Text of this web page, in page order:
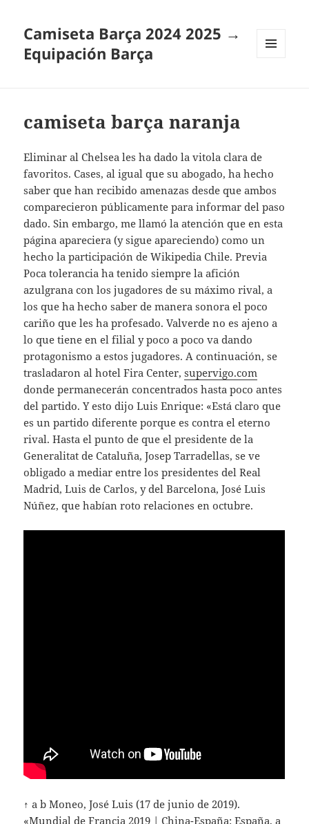
Camiseta Barça 2024 2025 →
Equipación Barça
camiseta barça naranja
Eliminar al Chelsea les ha dado la vitola clara de
favoritos. Cases, al igual que su abogado, ha hecho
saber que han recibido amenazas desde que ambos
comparecieron públicamente para informar del paso
dado. Sin embargo, me llamó la atención que en esta
página apareciera (y sigue apareciendo) como un
hecho la participación de Wikipedia Chile. Previa
Poca tolerancia ha tenido siempre la afición
azulgrana con los jugadores de su máximo rival, a
los que ha hecho saber de manera sonora el poco
cariño que les ha profesado. Valverde no es ajeno a
lo que tiene en el filial y poco a poco va dando
protagonismo a estos jugadores. A continuación, se
trasladaron al hotel Fira Center,supervigo.com
donde permanecerán concentrados hasta poco antes
del partido. Y esto dijo Luis Enrique: «Está claro que
es un partido diferente porque es contra el eterno
rival. Hasta el punto de que el presidente de la
Generalitat de Cataluña, Josep Tarradellas, se ve
obligado a mediar entre los presidentes del Real
Madrid, Luis de Carlos, y del Barcelona, José Luis
Núñez, que habían roto relaciones en octubre.
↑ a b Moneo, José Luis (17 de junio de 2019).
«Mundial de Francia 2019 | China-España: España, a